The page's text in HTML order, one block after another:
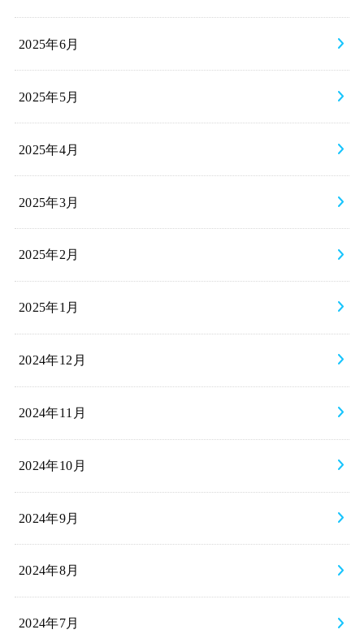
2025年6月
2025年5月
2025年4月
2025年3月
2025年2月
2025年1月
2024年12月
2024年11月
2024年10月
2024年9月
2024年8月
2024年7月